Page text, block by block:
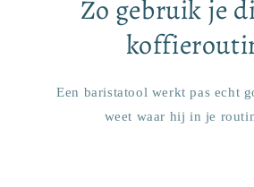
Zo gebruik je
Een baristatool werkt pas echt
weet waar hij in je